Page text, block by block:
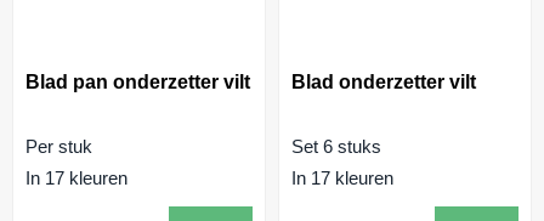
Blad pan onderzetter vilt
Per stuk
In 17 kleuren
Blad onderzetter vilt
Set 6 stuks
In 17 kleuren